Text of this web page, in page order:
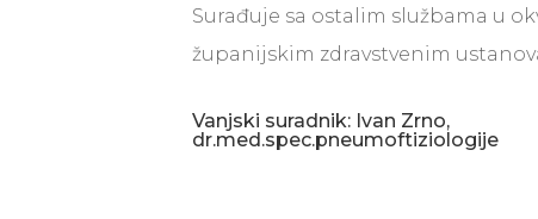
Surađuje sa ostalim službama u
županijskim zdravstvenim
Vanjski suradnik: Ivan Zrno,
dr.med.spec.pneumoftiziologije